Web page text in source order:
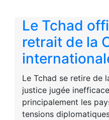
Le Tchad
retrait de la
Le Tchad se retire de
justice jugée
principalement les
tensions